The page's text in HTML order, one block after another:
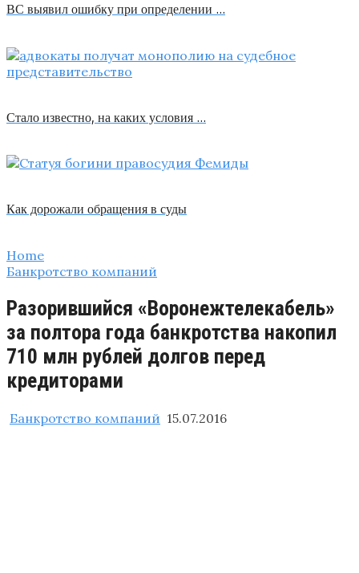
ВС выявил ошибку при определении …
Стало известно, на каких условия …
Как дорожали обращения в суды
Home
Банкротство компаний
Разорившийся «Воронежтелекабель»
за полтора года банкротства накопил
710 млн рублей долгов перед
кредиторами
Банкротство компаний 15.07.2016